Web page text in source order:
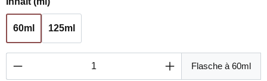
60ml 125ml
Produkt Anzahl: Gib den gewünschten
Flasche à 60ml